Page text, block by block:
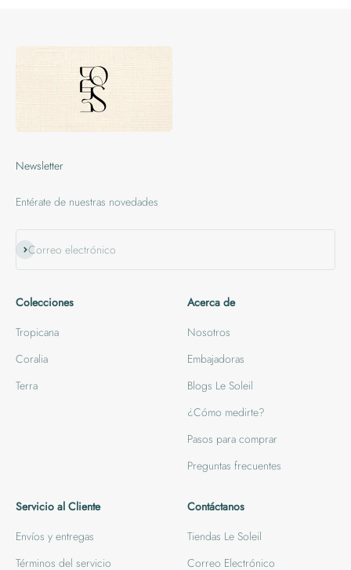
Newsletter
Entérate de nuestras novedades
Correo electrónico
Suscribirse
Colecciones
Tropicana
Coralia
Terra
Acerca de
Nosotros
Embajadoras
Blogs Le Soleil
¿Cómo medirte?
Pasos para comprar
Preguntas frecuentes
Servicio al Cliente
Envíos y entregas
Términos del servicio
Contáctanos
Tiendas Le Soleil
Correo Electrónico